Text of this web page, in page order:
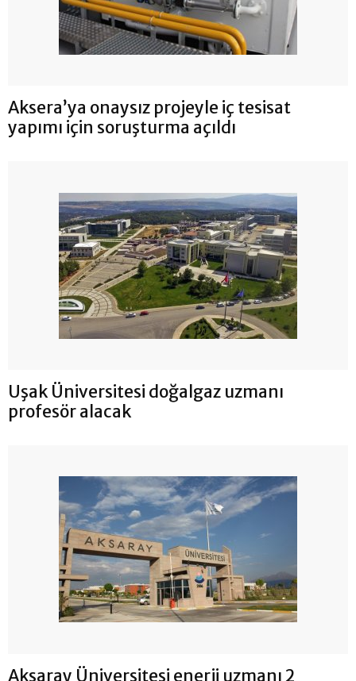
Aksera’ya onaysız projeyle iç tesisat
yapımı için soruşturma açıldı
Uşak Üniversitesi doğalgaz uzmanı
profesör alacak
Aksaray Üniversitesi enerji uzmanı 2